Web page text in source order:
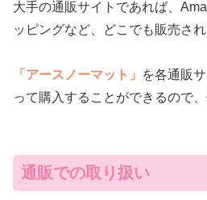
大手の通販サイトであれば、
ッピングなど、どこでも販売され
「アースノーマット」
を各通販
って購入することができるので、
通販での取り扱い